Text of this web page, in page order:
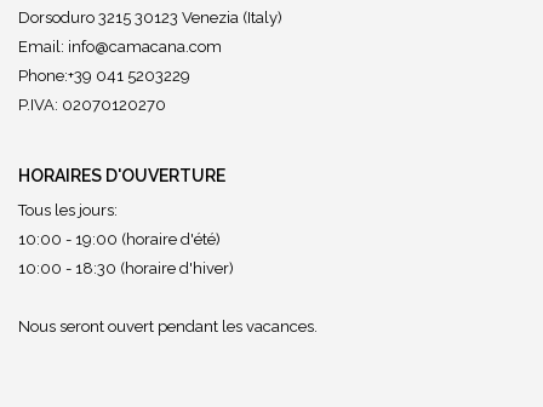
Dorsoduro 3215 30123 Venezia (Italy)
Email: info@camacana.com
Phone:+39 041 5203229
P.IVA: 02070120270
HORAIRES D'OUVERTURE
Tous les jours:
10:00 - 19:00 (horaire d'été)
10:00 - 18:30 (horaire d'hiver)
Nous seront ouvert pendant les vacances.